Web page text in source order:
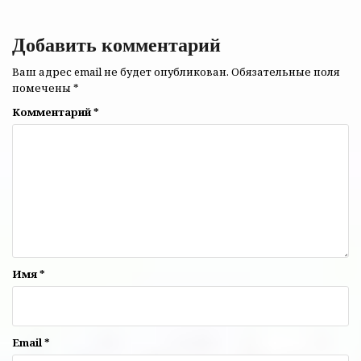
Добавить комментарий
Ваш адрес email не будет опубликован. Обязательные поля
помечены *
Комментарий*
Имя*
Email*